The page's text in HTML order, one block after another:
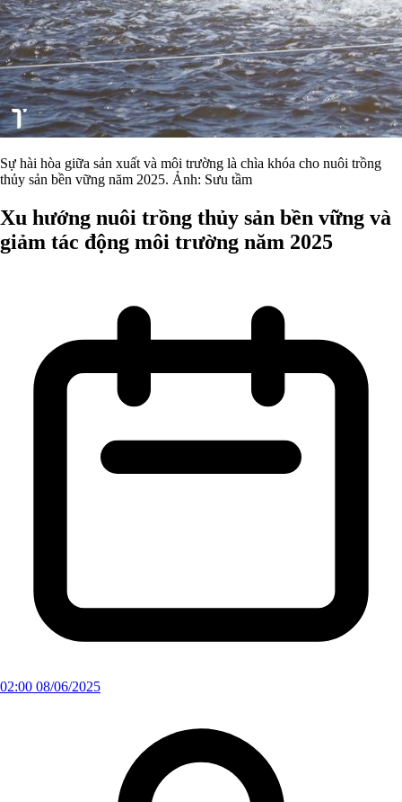
Sự hài hòa giữa sản xuất và môi trường là chìa khóa cho nuôi trồng
thủy sản bền vững năm 2025. Ảnh: Sưu tầm
Xu hướng nuôi trồng thủy sản bền vững và
giảm tác động môi trường năm 2025
02:00 08/06/2025